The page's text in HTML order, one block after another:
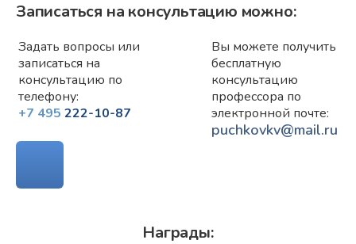
Награды:
Записаться на консультацию можно:
Задать вопросы или
записаться на
консультацию по
телефону:
+7 495 222-10-87
Вы можете получить
бесплатную
консультацию
профессора по
электронной почте:
puchkovkv@mail.ru